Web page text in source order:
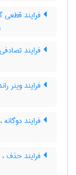
فرایند
فرایند
فرایند وینر
فرایند
فرایند حذف